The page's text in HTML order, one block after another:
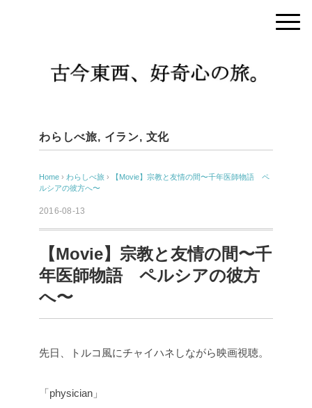
わらしべ旅, イラン, 文化
Home › わらしべ旅 ›
【Movie】宗教と友情の間〜千年医師物語 ペ
ルシアの彼方へ〜
2016-08-13
【Movie】宗教と友情の間〜千
年医師物語 ペルシアの彼方
へ〜
先日、トルコ風にチャイハネしながら映画視聴。
「physician」